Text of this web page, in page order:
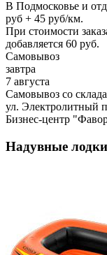
В Подмосковье и
руб + 45 руб/км.
При стоимости
добавляется 60 руб.
Самовывоз
завтра
7 августа
Самовывоз со
ул. Электролитный
Бизнес-центр
Надувные